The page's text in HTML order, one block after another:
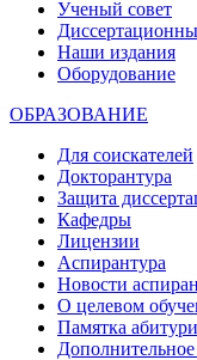
Ученый совет
Наши издания
Оборудование
ОБРАЗОВАНИЕ
Для соискателей
Докторантура
Защита
Кафедры
Лицензии
Аспирантура
Новости
О целевом
Памятка